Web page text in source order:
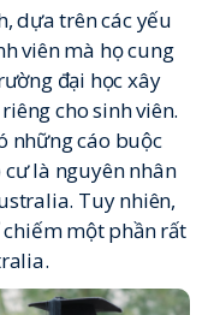
dựa trên các yếu
viên mà họ cung
đại học xây
cho sinh viên.
những cáo buộc
là nguyên nhân
Tuy nhiên,
một phần rất